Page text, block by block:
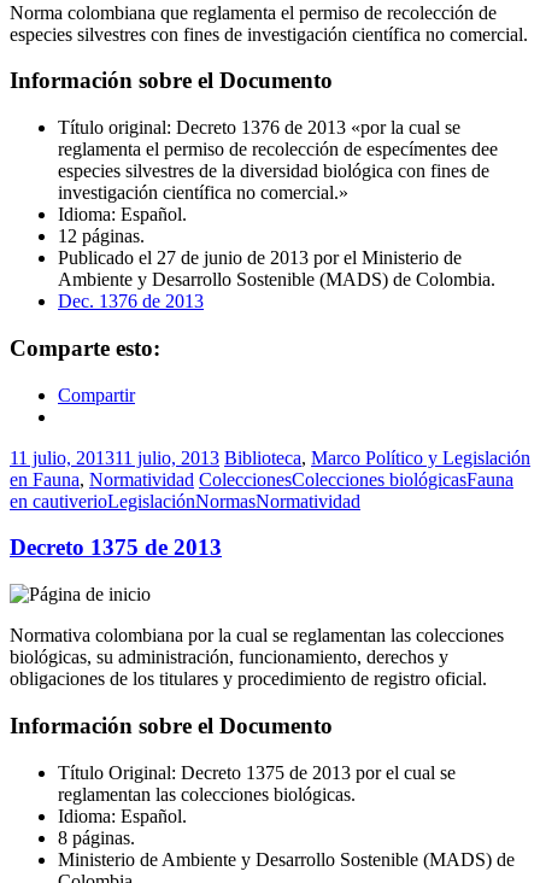
Norma colombiana que reglamenta el permiso de recolección de
especies silvestres con fines de investigación científica no comercial.
Información sobre el Documento
Título original: Decreto 1376 de 2013 «por la cual se
reglamenta el permiso de recolección de especímentes dee
especies silvestres de la diversidad biológica con fines de
investigación científica no comercial.»
Idioma: Español.
12 páginas.
Publicado el 27 de junio de 2013 por el Ministerio de
Ambiente y Desarrollo Sostenible (MADS) de Colombia.
Dec. 1376 de 2013
Comparte esto:
Compartir
11 julio, 201311 julio, 2013 Biblioteca, Marco Político y Legislación
en Fauna, Normatividad ColeccionesColecciones biológicasFauna
en cautiverioLegislaciónNormasNormatividad
Decreto 1375 de 2013
Normativa colombiana por la cual se reglamentan las colecciones
biológicas, su administración, funcionamiento, derechos y
obligaciones de los titulares y procedimiento de registro oficial.
Información sobre el Documento
Título Original: Decreto 1375 de 2013 por el cual se
reglamentan las colecciones biológicas.
Idioma: Español.
8 páginas.
Ministerio de Ambiente y Desarrollo Sostenible (MADS) de